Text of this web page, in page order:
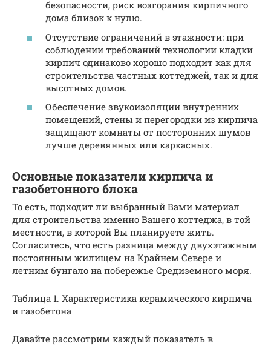
безопасности, риск возгорания кирпичного
дома близок к нулю.
Отсутствие ограничений в этажности: при
соблюдении требований технологии кладки
кирпич одинаково хорошо подходит как для
строительства частных коттеджей, так и для
высотных домов.
Обеспечение звукоизоляции внутренних
помещений, стены и перегородки из кирпича
защищают комнаты от посторонних шумов
лучше деревянных или каркасных.
Основные показатели кирпича и
газобетонного блока
То есть, подходит ли выбранный Вами материал
для строительства именно Вашего коттеджа, в той
местности, в которой Вы планируете жить.
Согласитесь, что есть разница между двухэтажным
постоянным жилищем на Крайнем Севере и
летним бунгало на побережье Средиземного моря.
Таблица 1. Характеристика керамического кирпича
и газобетона
Давайте рассмотрим каждый показатель в